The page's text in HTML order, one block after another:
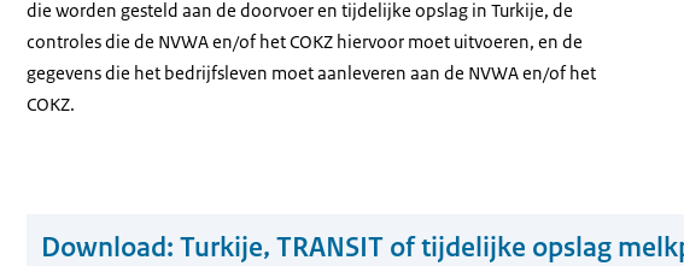
die worden gesteld aan de doorvoer en tijdelijke opslag in Turkije, de
controles die de NVWA en/of het COKZ hiervoor moet uitvoeren, en de
gegevens die het bedrijfsleven moet aanleveren aan de NVWA en/of het
COKZ.
Download: Turkije, TRANSIT of tijdelijke opslag